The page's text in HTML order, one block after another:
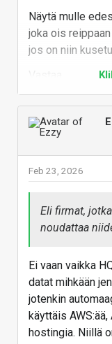
Maailma on
No sen verran
mikä tuossa
myymällä
kerrytettyä.
ulkomaille
Sijoittajat ei
Monilla
mutta
kansainvälisiä
vaan pitää
noista
Se on sitten
ettei verot
mahdollista.
Näytä mulle
joka ois
jos on niin
Feb 23, 2026
Eli firmat,
noudattaa
Ei vaan vaikka
datat mihkään
jotenkin
käyttäis
hostingia. Niillä